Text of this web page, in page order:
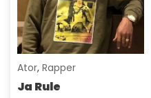
Ator, Rapper
Ja Rule